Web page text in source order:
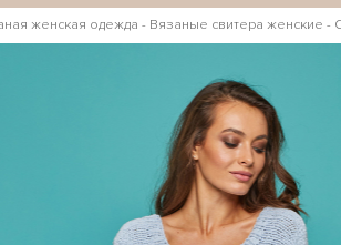
женская одежда - Вязаные свитера женские -